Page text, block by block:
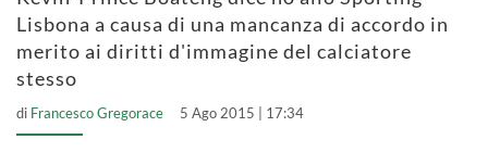
Lisbona a causa di una mancanza di accordo in
merito ai diritti d'immagine del calciatore
stesso
di Francesco Gregorace 5 Ago 2015 | 17:34